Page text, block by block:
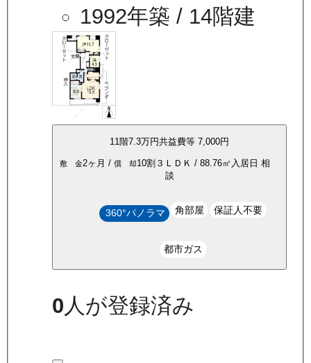
1992年築 / 14階建
11 階7.3万円共益費等 7,000円
敷 金2ヶ月 / 償 却10割 ３ＬＤＫ / 88.76㎡ 入居日 相
談
360°パノラマ 角部屋 保証人不要
都市ガス
0人が登録済み